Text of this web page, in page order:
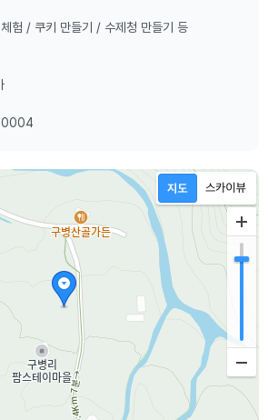
험 / 쿠키 만들기 / 수제청 만들기 등
0004